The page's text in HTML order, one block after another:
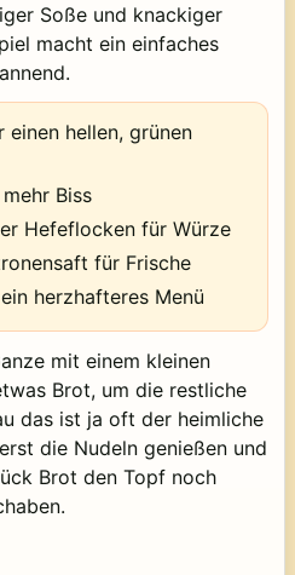
Soße und knackiger
macht ein einfaches
einen hellen, grünen
Biss
Hefeflocken für Würze
für Frische
herzhafteres Menü
mit einem kleinen
Brot, um die restliche
das ist ja oft der heimliche
die Nudeln genießen und
Brot den Topf noch